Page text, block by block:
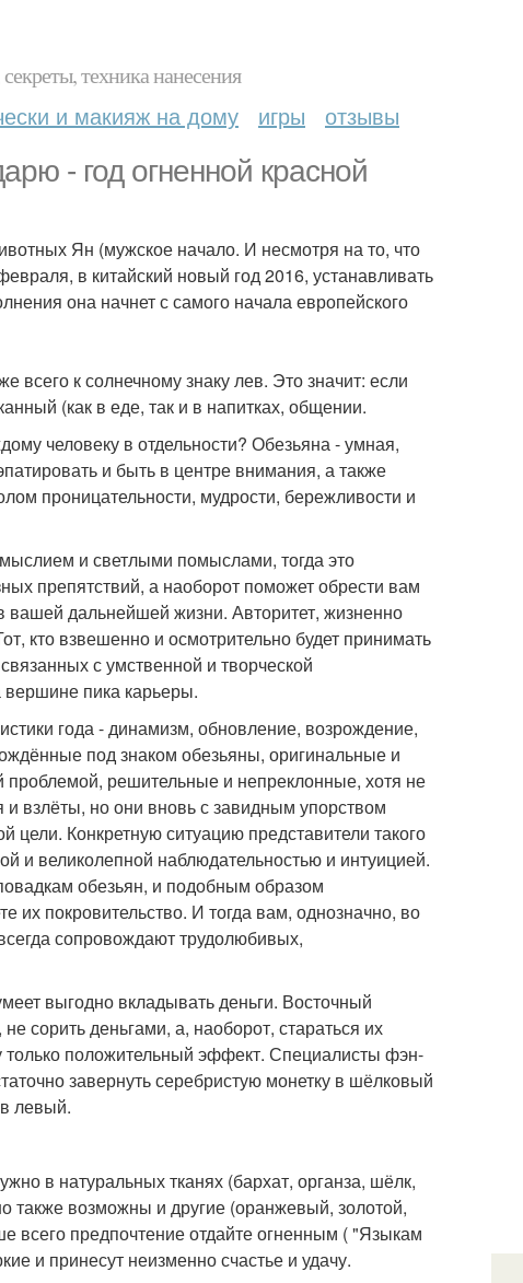
техника нанесения
и макияж на дому игры отзывы
- год огненной красной
Ян (мужское начало. И несмотря на то, что
в китайский новый год 2016, устанавливать
она начнет с самого начала европейского
всего к солнечному знаку лев. Это значит: если
(как в еде, так и в напитках, общении.
человеку в отдельности? Обезьяна - умная,
и быть в центре внимания, а также
проницательности, мудрости, бережливости и
и светлыми помыслами, тогда это
препятствий, а наоборот поможет обрести вам
вашей дальнейшей жизни. Авторитет, жизненно
кто взвешенно и осмотрительно будет принимать
с умственной и творческой
вершине пика карьеры.
года - динамизм, обновление, возрождение,
под знаком обезьяны, оригинальные и
проблемой, решительные и непреклонные, хотя не
взлёты, но они вновь с завидным упорством
Конкретную ситуацию представители такого
и великолепной наблюдательностью и интуицией.
обезьян, и подобным образом
их покровительство. И тогда вам, однозначно, во
сопровождают трудолюбивых,
выгодно вкладывать деньги. Восточный
сорить деньгами, а, наоборот, стараться их
положительный эффект. Специалисты фэн-
завернуть серебристую монетку в шёлковый
левый.
в натуральных тканях (бархат, органза, шёлк,
также возможны и другие (оранжевый, золотой,
предпочтение отдайте огненным ( "Языкам
и принесут неизменно счастье и удачу.